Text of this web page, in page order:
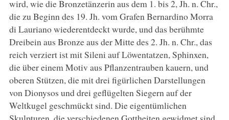
wird, wie die Bronzetänzerin aus dem 1. bis 2, Jh. n. Chr.,
die zu Beginn des 19. Jh. vom Grafen Bernardino Morra
di Lauriano wiederentdeckt wurde, und das berühmte
Dreibein aus Bronze aus der Mitte des 2. Jh. n. Chr., das
reich verziert ist mit Sileni auf Löwentatzen, Sphinxen,
die über einem Motiv aus Pflanzentrauben kauern, und
oberen Stützen, die mit drei figürlichen Darstellungen
von Dionysos und drei geflügelten Siegern auf der
Weltkugel geschmückt sind. Die eigentümlichen